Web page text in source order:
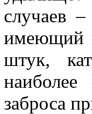
случаев
имеющий
штук,
наиболее
заброса